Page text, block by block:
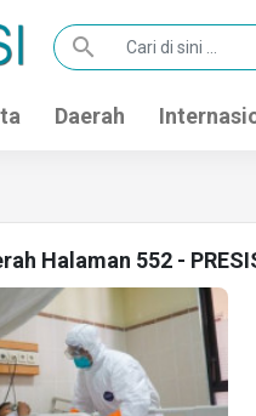
search
Daerah
Halaman 552 -